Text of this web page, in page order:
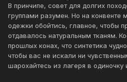
В принчипе, совет для долгих
группами разумен. Но на
одежки обойтись, главное, чтобы
отдавалось натуральным тканям.
прошлых конах, что синтетика
чтобы вас не искали ни
шарохайтесь из лагеря в одиночку